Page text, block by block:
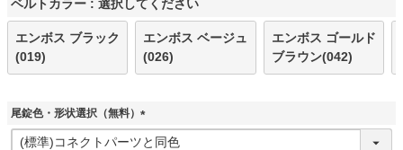
ベルトカラー 選択してください
エンボス ブラック
(019)
エンボス ベージュ
(026)
エンボス ゴールド
ブラウン(042)
尾錠色・形状選択（無料）
(